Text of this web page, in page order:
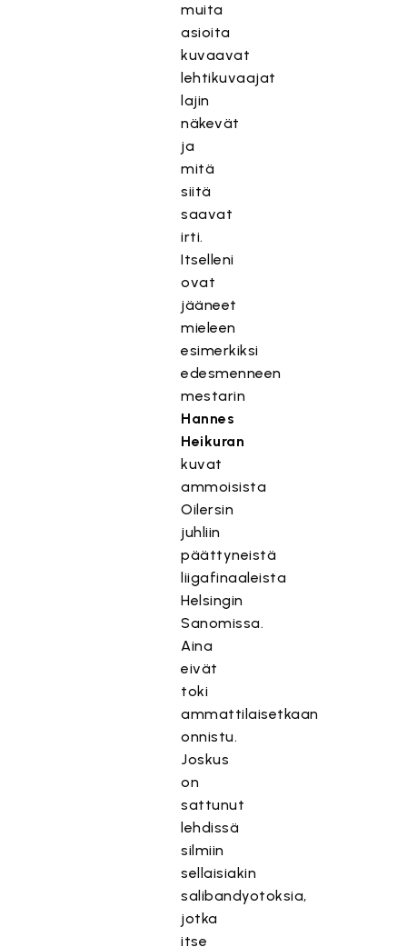
muita
asioita
kuvaavat
lehtikuvaajat
lajin
näkevät
ja
mitä
siitä
saavat
irti.
Itselleni
ovat
jääneet
mieleen
esimerkiksi
edesmenneen
mestarin
Hannes
Heikuran
kuvat
ammoisista
Oilersin
juhliin
päättyneistä
liigafinaaleista
Helsingin
Sanomissa.
Aina
eivät
toki
ammattilaisetkaan
onnistu.
Joskus
on
sattunut
lehdissä
silmiin
sellaisiakin
salibandyotoksia,
jotka
itse